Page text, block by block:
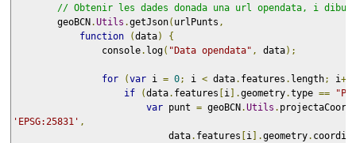
// Obtenir les dades donada una url opendata, i
        geoBCN
.Utils .getJson( urlPunts ,
function
(data)
{
                console
. log( "Data opendata" , data);
for (var i = 0; i < data. features . length; i
if
(data. features [i ].geometry.type ==
var punt = geoBCN.Utils .
'EPSG:25831' ,
                            data
. features [i ].geometry.